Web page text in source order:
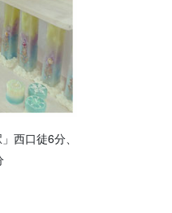
西口徒6分、